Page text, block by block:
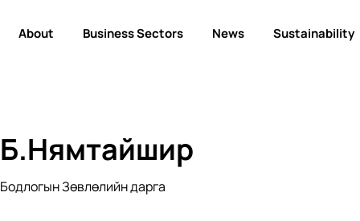
About Business Sectors News Sustainability
Б.Нямтайшир
Бодлогын Зөвлөлийн дарга